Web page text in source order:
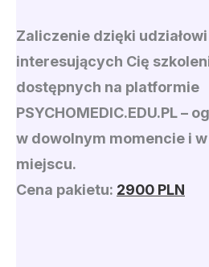
Zaliczenie dzięki
interesujących Cię
dostępnych na platformie
PSYCHOMEDIC.EDU.PL–
w dowolnym momencie i
miejscu.
Cena pakietu: 2900 PLN